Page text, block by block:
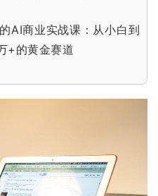
AI商业实战课：从小白到
+的黄金赛道